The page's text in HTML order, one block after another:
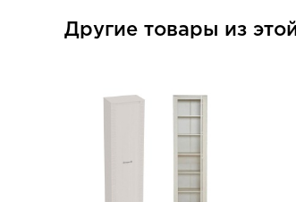
Другие товары из